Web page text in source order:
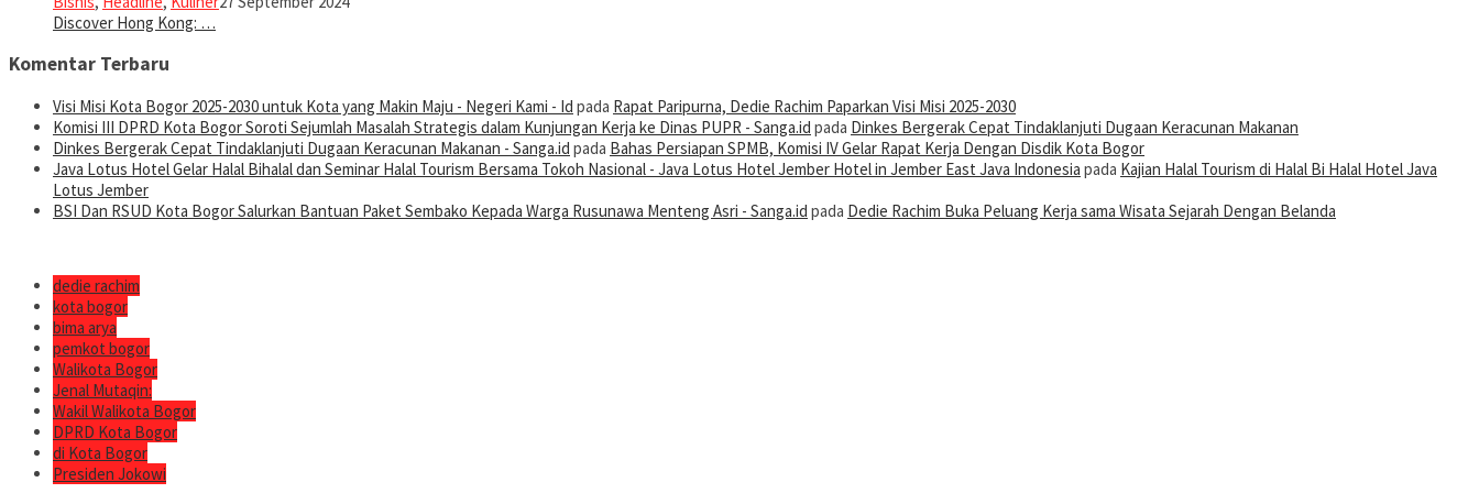
Discover Hong Kong: …
Komentar Terbaru
Visi Misi Kota Bogor 2025-2030 untuk Kota yang Makin Maju - Negeri Kami - Id pada Rapat Paripurna, Dedie Rachim Paparkan Visi Misi 2025-2030
Komisi III DPRD Kota Bogor Soroti Sejumlah Masalah Strategis dalam Kunjungan Kerja ke Dinas PUPR - Sanga.id pada Dinkes Bergerak Cepat Tindaklanjuti Dugaan Keracunan Makanan
Dinkes Bergerak Cepat Tindaklanjuti Dugaan Keracunan Makanan - Sanga.id pada Bahas Persiapan SPMB, Komisi IV Gelar Rapat Kerja Dengan Disdik Kota Bogor
Java Lotus Hotel Gelar Halal Bihalal dan Seminar Halal Tourism Bersama Tokoh Nasional - Java Lotus Hotel Jember Hotel in Jember East Java Indonesia pada Kajian Halal Tourism di Halal Bi Halal Hotel Java
Lotus Jember
BSI Dan RSUD Kota Bogor Salurkan Bantuan Paket Sembako Kepada Warga Rusunawa Menteng Asri - Sanga.id pada Dedie Rachim Buka Peluang Kerja sama Wisata Sejarah Dengan Belanda
dedie rachim
kota bogor
bima arya
pemkot bogor
Walikota Bogor
Jenal Mutaqin:
Wakil Walikota Bogor
DPRD Kota Bogor
di Kota Bogor
Presiden Jokowi